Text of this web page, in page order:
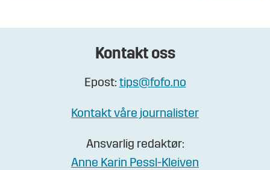
Kontakt oss
Epost: tips@fofo.no
Kontakt våre journalister
Ansvarlig redaktør:
Anne Karin Pessl-Kleiven